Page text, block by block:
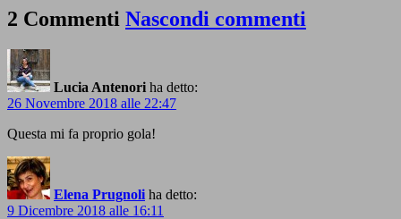
2 Commenti Nascondi commenti
Lucia Antenori ha detto:
26 Novembre 2018 alle 22:47
Questa mi fa proprio gola!
Elena Prugnoli ha detto:
9 Dicembre 2018 alle 16:11